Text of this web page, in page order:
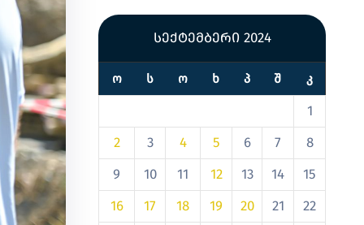
სექტემბერი 2024
Ო Ს Ო Ხ Პ Შ Კ
1
2
3 4 5 6 7
8
9
10 11 12 13 14
15
16
17 18 19 20 21
22